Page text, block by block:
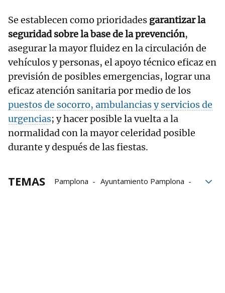
Se establecen como prioridades garantizar la
seguridad sobre la base de la prevención,
asegurar la mayor fluidez en la circulación de
vehículos y personas, el apoyo técnico eficaz en
previsión de posibles emergencias, lograr una
eficaz atención sanitaria por medio de los
puestos de socorro, ambulancias y servicios de
urgencias; y hacer posible la vuelta a la
normalidad con la mayor celeridad posible
durante y después de las fiestas.
TEMAS Pamplona
Ayuntamiento Pamplona